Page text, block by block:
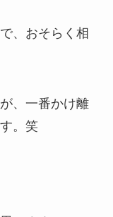
、おそらく相
、一番かけ離
。笑